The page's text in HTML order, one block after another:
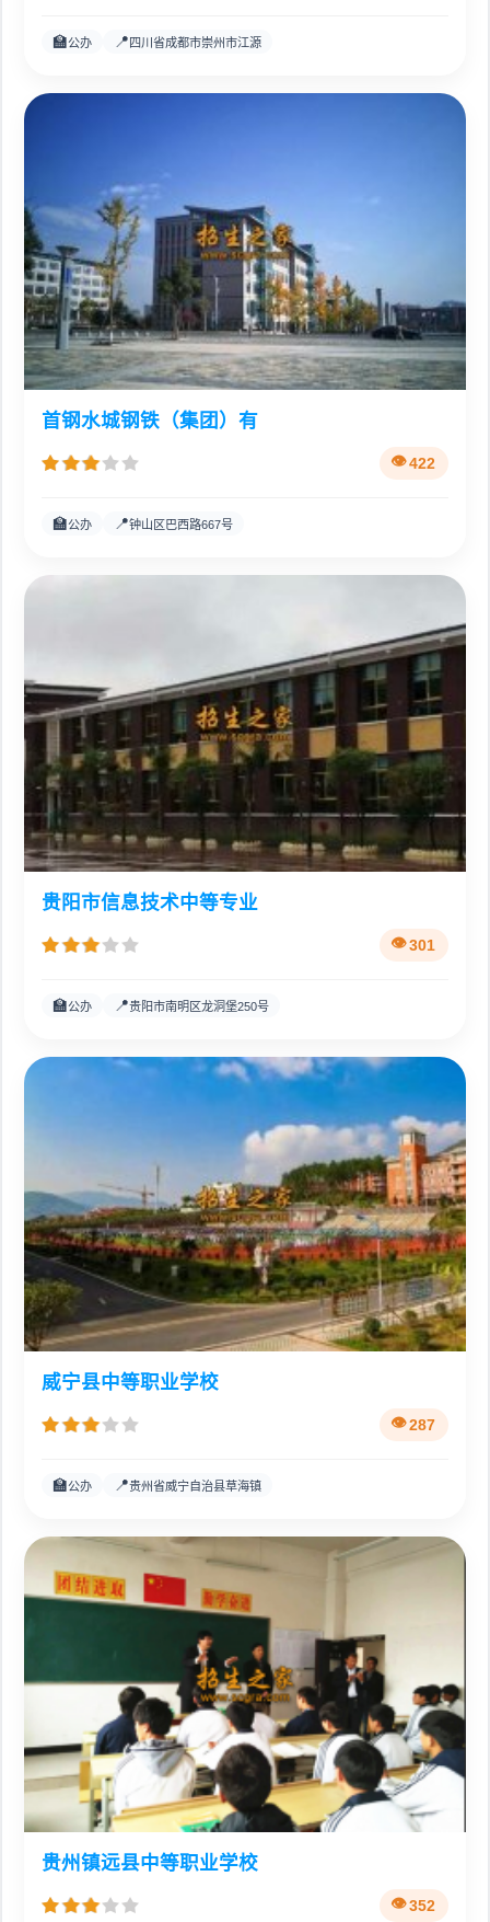
🏫公办 📍四川省成都市崇州市江源
首钢水城钢铁（集团）有
422
🏫公办 📍钟山区巴西路667号
贵阳市信息技术中等专业
301
🏫公办 📍贵阳市南明区龙洞堡250号
威宁县中等职业学校
287
🏫公办 📍贵州省威宁自治县草海镇
贵州镇远县中等职业学校
352